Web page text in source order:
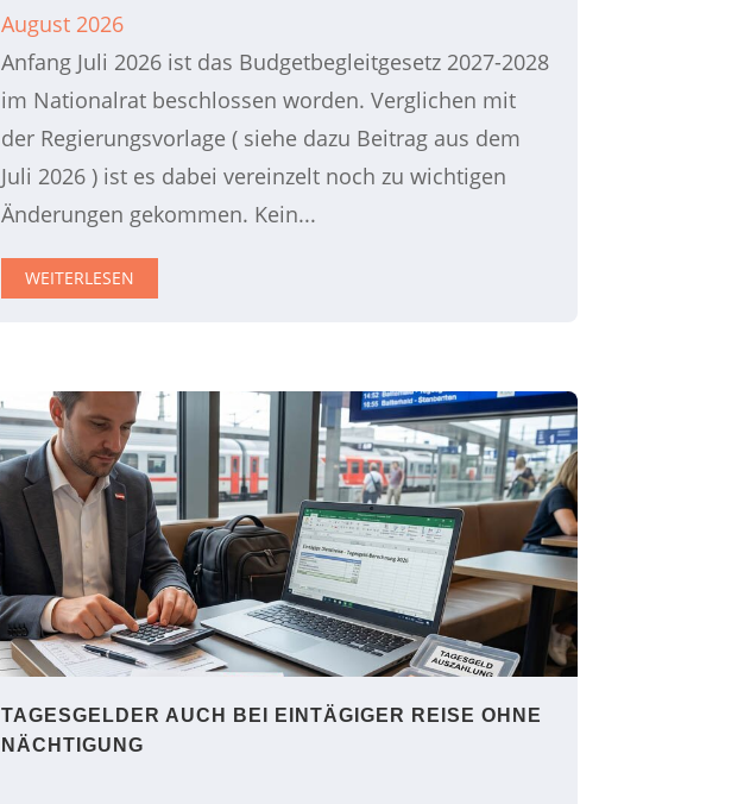
August 2026
Anfang Juli 2026 ist das Budgetbegleitgesetz 2027-2028
im Nationalrat beschlossen worden. Verglichen mit
der Regierungsvorlage ( siehe dazu Beitrag aus dem
Juli 2026 ) ist es dabei vereinzelt noch zu wichtigen
Änderungen gekommen. Kein...
WEITERLESEN
TAGESGELDER AUCH BEI EINTÄGIGER REISE OHNE
NÄCHTIGUNG